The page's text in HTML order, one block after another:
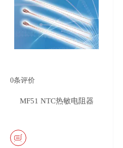
0条评价
MF51 NTC热敏电阻器